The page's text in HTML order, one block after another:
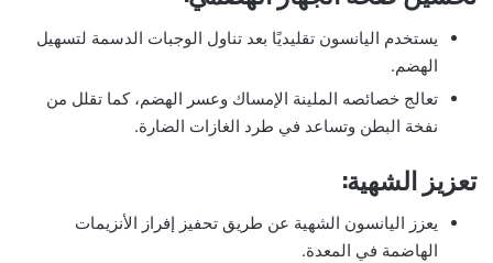
يستخدم اليانسون تقليديًا بعد تناول الوجبات الدسمة لتسهيل
الهضم.
تعالج خصائصه الملينة الإمساك وعسر الهضم، كما تقلل من
نفخة البطن وتساعد في طرد الغازات الضارة.
تعزيز الشهية:
يعزز اليانسون الشهية عن طريق تحفيز إفراز الأنزيمات
الهاضمة في المعدة.